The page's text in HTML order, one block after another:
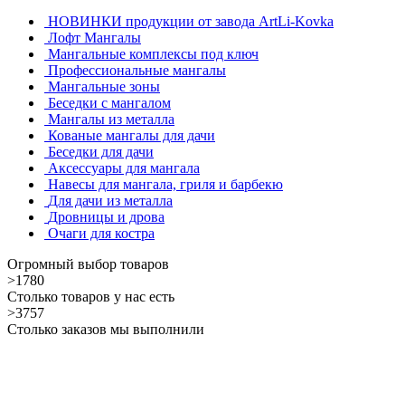
НОВИНКИ продукции от завода ArtLi-Kovka
Лофт Мангалы
Мангальные комплексы под ключ
Профессиональные мангалы
Мангальные зоны
Беседки с мангалом
Мангалы из металла
Кованые мангалы для дачи
Беседки для дачи
Аксессуары для мангала
Навесы для мангала, гриля и барбекю
Для дачи из металла
Дровницы и дрова
Очаги для костра
Огромный выбор товаров
>1780
Столько товаров у нас есть
>3757
Столько заказов мы выполнили